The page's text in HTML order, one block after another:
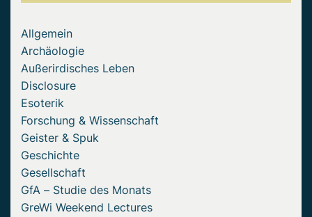
Allgemein
Archäologie
Außerirdisches Leben
Disclosure
Esoterik
Forschung & Wissenschaft
Geister & Spuk
Geschichte
Gesellschaft
GfA – Studie des Monats
GreWi Weekend Lectures